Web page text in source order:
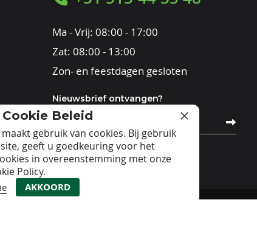
Cookie Beleid
gebruik van cookies. Bij gebruik
geeft u goedkeuring voor het
in overeenstemming met onze
Policy.
AKKOORD
Ma - Vrij: 08:00 - 17:00
Zat: 08:00 - 13:00
Zon- en feestdagen gesloten
Nieuwsbrief ontvangen?
Abonneer
op
onze
nieuwsbrief